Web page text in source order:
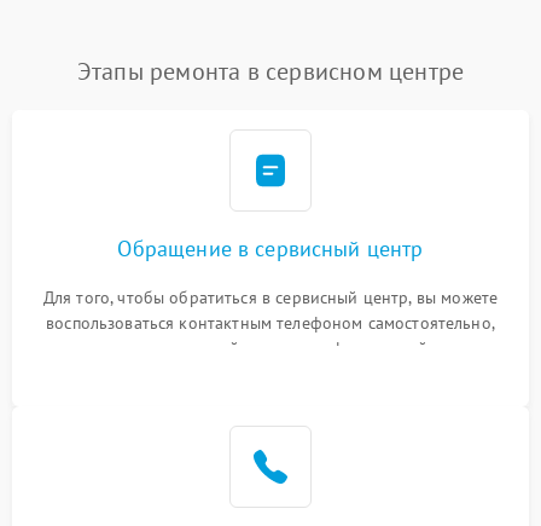
Этапы ремонта в сервисном центре
Обращение в сервисный центр
Для того, чтобы обратиться в сервисный центр, вы можете
воспользоваться контактным телефоном самостоятельно,
или оставить свой номер телефона на сайте